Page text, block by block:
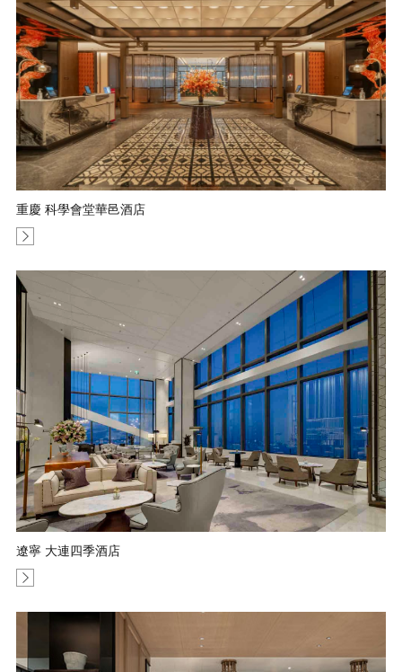
重慶 科學會堂華邑酒店
遼寧 大連四季酒店